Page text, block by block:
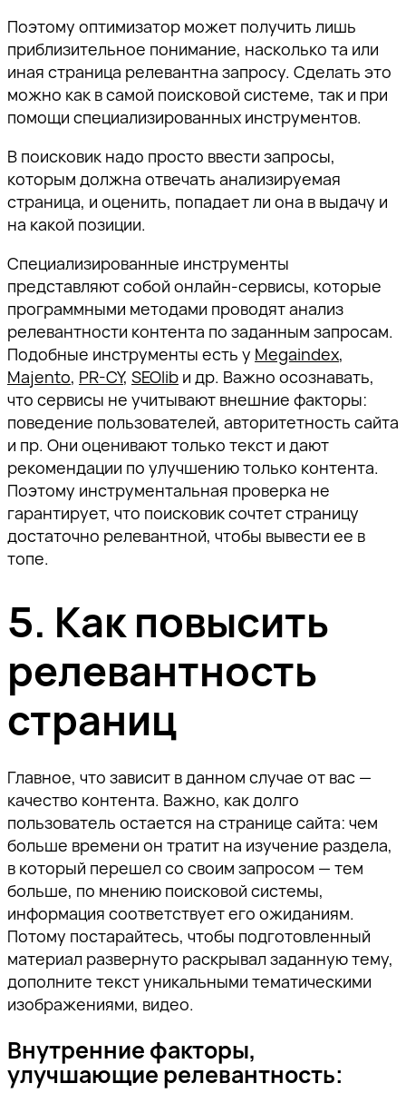
Поэтому оптимизатор может получить лишь
приблизительное понимание, насколько та или
иная страница релевантна запросу. Сделать это
можно как в самой поисковой системе, так и при
помощи специализированных инструментов.
В поисковик надо просто ввести запросы,
которым должна отвечать анализируемая
страница, и оценить, попадает ли она в выдачу и
на какой позиции.
Специализированные инструменты
представляют собой онлайн-сервисы, которые
программными методами проводят анализ
релевантности контента по заданным запросам.
Подобные инструменты есть у Megaindex,
Majento, PR-CY, SEOlib и др. Важно осознавать,
что сервисы не учитывают внешние факторы:
поведение пользователей, авторитетность сайта
и пр. Они оценивают только текст и дают
рекомендации по улучшению только контента.
Поэтому инструментальная проверка не
гарантирует, что поисковик сочтет страницу
достаточно релевантной, чтобы вывести ее в
топе.
5. Как повысить
релевантность
страниц
Главное, что зависит в данном случае от вас —
качество контента. Важно, как долго
пользователь остается на странице сайта: чем
больше времени он тратит на изучение раздела,
в который перешел со своим запросом — тем
больше, по мнению поисковой системы,
информация соответствует его ожиданиям.
Потому постарайтесь, чтобы подготовленный
материал развернуто раскрывал заданную тему,
дополните текст уникальными тематическими
изображениями, видео.
Внутренние факторы,
улучшающие релевантность: